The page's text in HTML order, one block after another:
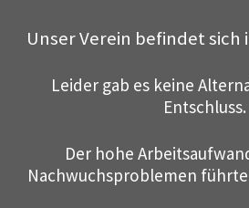
Unser Verein befindet sich
Leider gab es keine
Entschluss.
Der hohe
Nachwuchsproblemen führte